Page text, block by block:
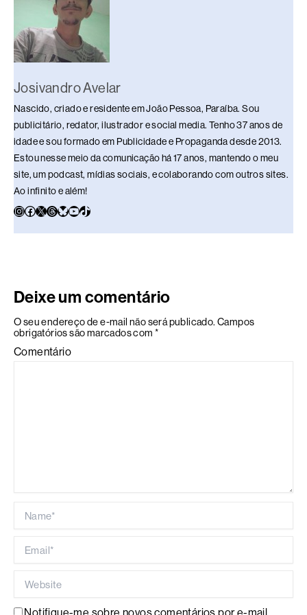
Josivandro Avelar
Nascido, criado e residente em João Pessoa, Paraíba. Sou
publicitário, redator, ilustrador e social media. Tenho 37 anos de
idade e sou formado em Publicidade e Propaganda desde 2013.
Estou nesse meio da comunicação há 17 anos, mantendo o meu
site, um podcast, mídias sociais, e colaborando com outros sites.
Ao infinito e além!
Deixe um comentário
O seu endereço de e-mail não será publicado. Campos
obrigatórios são marcados com *
Comentário